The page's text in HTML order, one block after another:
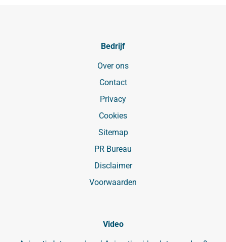
Bedrijf
Over ons
Contact
Privacy
Cookies
Sitemap
PR Bureau
Disclaimer
Voorwaarden
Video